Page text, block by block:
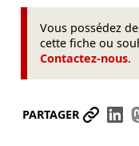
Vous possédez
cette fiche ou
Contactez-nous.
PARTAGER